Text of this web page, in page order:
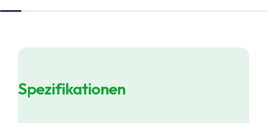
Spezifikationen